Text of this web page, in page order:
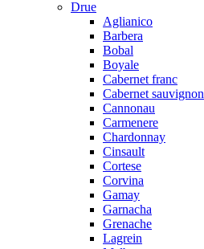
Drue
Aglianico
Barbera
Bobal
Boyale
Cabernet franc
Cabernet sauvignon
Cannonau
Carmenere
Chardonnay
Cinsault
Cortese
Corvina
Gamay
Garnacha
Grenache
Lagrein